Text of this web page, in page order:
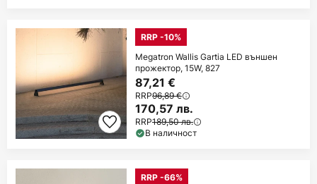
RRP -10%
Megatron Wallis Gartia LED външен
прожектор, 15W, 827
87,21 €
RRP96,89 €
170,57 лв.
RRP189,50 лв.
В наличност
RRP -66%